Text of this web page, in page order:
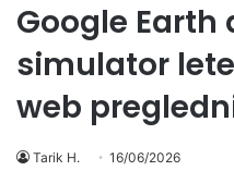
Google Earth
simulator
web
Tarik H. 16/06/2026